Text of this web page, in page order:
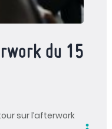
du 15
sur l’afterwork